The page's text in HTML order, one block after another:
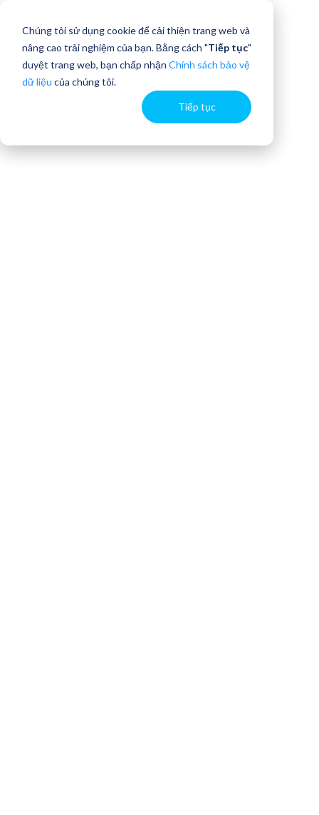
Chúng tôi sử dụng cookie để cải thiện trang web và
nâng cao trải nghiệm của bạn. Bằng cách "Tiếp tục"
duyệt trang web, bạn chấp nhận Chính sách bảo vệ
dữ liệu của chúng tôi.
Tiếp tục